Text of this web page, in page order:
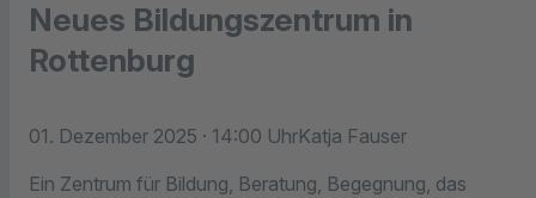
Neues Bildungszentrum in
Rottenburg
01. Dezember 2025 · 14:00 UhrKatja Fauser
Ein Zentrum für Bildung, Beratung, Begegnung, das